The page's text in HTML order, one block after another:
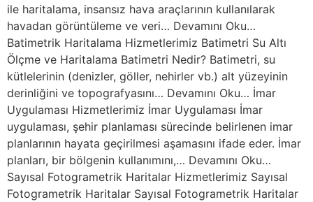
ile haritalama, insansız hava araçlarının kullanılarak
havadan görüntüleme ve veri… Devamını Oku…
Batimetrik Haritalama Hizmetlerimiz Batimetri Su Altı
Ölçme ve Haritalama Batimetri Nedir? Batimetri, su
kütlelerinin (denizler, göller, nehirler vb.) alt yüzeyinin
derinliğini ve topografyasını… Devamını Oku… İmar
Uygulaması Hizmetlerimiz İmar Uygulaması İmar
uygulaması, şehir planlaması sürecinde belirlenen imar
planlarının hayata geçirilmesi aşamasını ifade eder. İmar
planları, bir bölgenin kullanımını,… Devamını Oku…
Sayısal Fotogrametrik Haritalar Hizmetlerimiz Sayısal
Fotogrametrik Haritalar Sayısal Fotogrametrik Haritalar